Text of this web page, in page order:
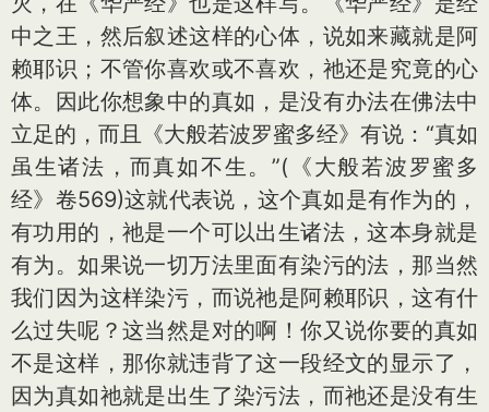
中之王，然后叙述这样的心体，说如来藏就是阿
赖耶识；不管你喜欢或不喜欢，祂还是究竟的心
体。因此你想象中的真如，是没有办法在佛法中
立足的，而且《大般若波罗蜜多经》有说：“真如
虽生诸法，而真如不生。”(《大般若波罗蜜多
经》卷569)这就代表说，这个真如是有作为的，
有功用的，祂是一个可以出生诸法，这本身就是
有为。如果说一切万法里面有染污的法，那当然
我们因为这样染污，而说祂是阿赖耶识，这有什
么过失呢？这当然是对的啊！你又说你要的真如
不是这样，那你就违背了这一段经文的显示了，
因为真如祂就是出生了染污法，而祂还是没有生